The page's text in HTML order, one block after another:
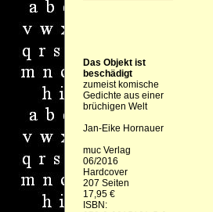
Das Objekt ist
beschädigt
zumeist komische
Gedichte aus einer
brüchigen Welt
Jan-Eike Hornauer
muc Verlag
06/2016
Hardcover
207 Seiten
17,95 €
ISBN: